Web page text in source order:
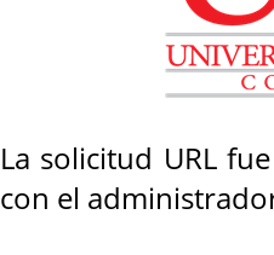
La solicitud URL
con el